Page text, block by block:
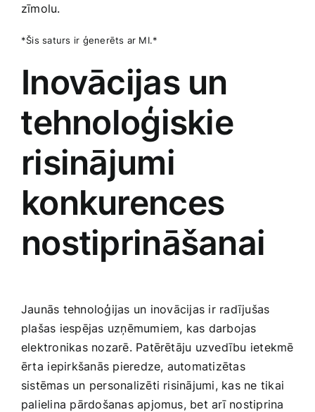
zīmolu.
*Šis saturs ir ģenerēts ar MI.*
Inovācijas un
⁤tehnoloģiskie
risinājumi
konkurences
nostiprināšanai
Jaunās tehnoloģijas ⁢un inovācijas‌ ir radījušas
plašas iespējas uzņēmumiem, kas darbojas⁣
elektronikas nozarē. Patērētāju uzvedību ietekmē
ērta⁣ iepirkšanās pieredze, automatizētas⁤
sistēmas un personalizēti‍ risinājumi, kas ne ‌tikai
palielina pārdošanas apjomus, bet arī nostiprina